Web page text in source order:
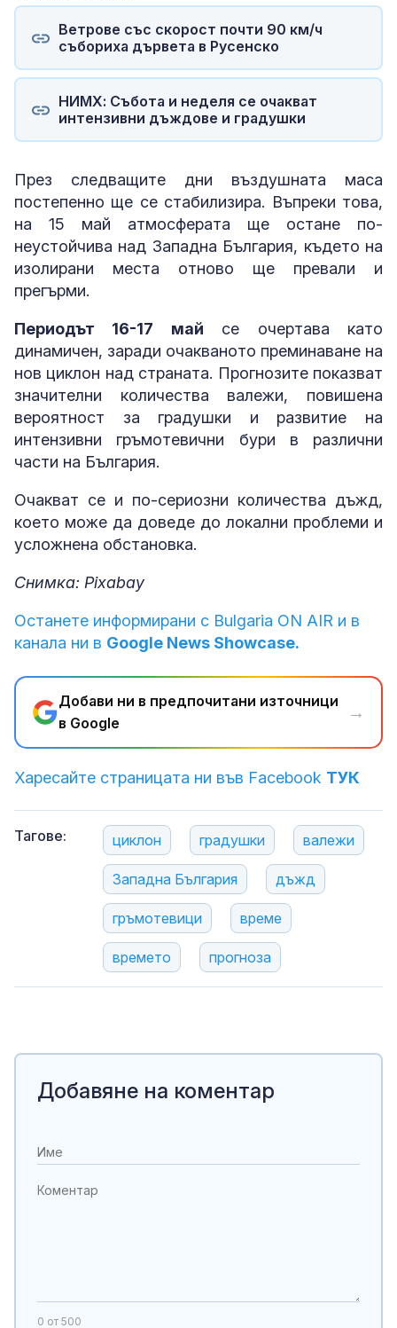
Ветрове със скорост почти 90 км/ч
събориха дървета в Русенско
НИМХ: Събота и неделя се очакват
интензивни дъждове и градушки
През следващите дни въздушната маса
постепенно ще се стабилизира. Въпреки това,
на 15 май атмосферата ще остане по-
неустойчива над Западна България, където на
изолирани места отново ще превали и
прегърми.
Периодът 16-17 май се очертава като
динамичен, заради очакваното преминаване на
нов циклон над страната. Прогнозите показват
значителни количества валежи, повишена
вероятност за градушки и развитие на
интензивни гръмотевични бури в различни
части на България.
Очакват се и по-сериозни количества дъжд,
което може да доведе до локални проблеми и
усложнена обстановка.
Снимка: Pixabay
Останете информирани с Bulgaria ON AIR и в
канала ни в Google News Showcase.
Добави ни в предпочитани източници
в Google
→
Харесайте страницата ни във Facebook ТУК
Тагове: циклон градушки валежи
Западна България дъжд
гръмотевици време
времето прогноза
Добавяне на коментар
0 от 500